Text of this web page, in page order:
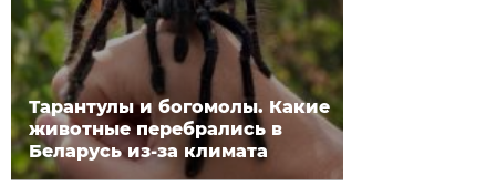
Тарантулы и богомолы. Какие
животные перебрались в
Беларусь из-за климата